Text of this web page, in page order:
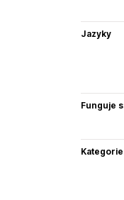
Jazyky
Funguje
Kategorie